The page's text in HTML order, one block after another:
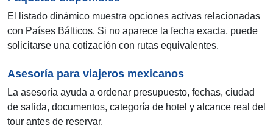
El listado dinámico muestra opciones activas relacionadas
con Países Bálticos. Si no aparece la fecha exacta, puede
solicitarse una cotización con rutas equivalentes.
Asesoría para viajeros mexicanos
La asesoría ayuda a ordenar presupuesto, fechas, ciudad
de salida, documentos, categoría de hotel y alcance real del
tour antes de reservar.